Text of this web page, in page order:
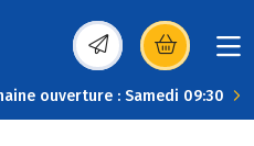
(s’ouvre dans une
ouverture : Samedi 09:30